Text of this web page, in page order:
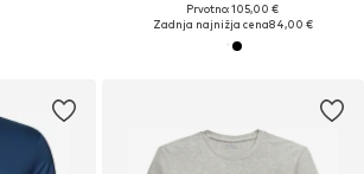
Prvotno: 105,00 €
Zadnja najnižja cena84,00 €